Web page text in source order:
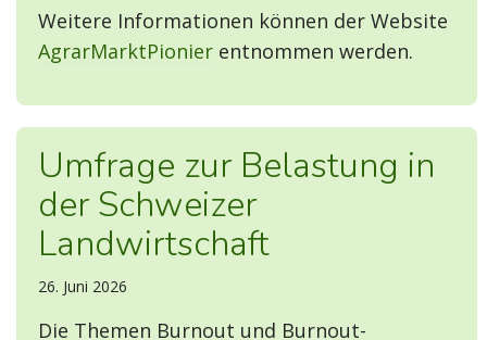
Weitere Informationen können der Website
AgrarMarktPionier entnommen werden.
Umfrage zur Belastung in
der Schweizer
Landwirtschaft
26. Juni 2026
Die Themen Burnout und Burnout-